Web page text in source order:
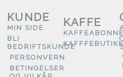
KUNDE
MIN SIDE
BLI
BEDRIFTSKUNDE
PERSONVERN
BETINGELSER
KAFFE
KAFFFEBUTIKK